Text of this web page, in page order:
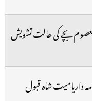
بچے کی حالت تشویش
داریامیت شاہ قبول